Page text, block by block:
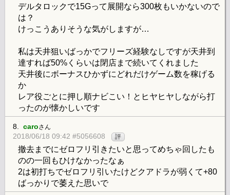
デルタロックで15Gって展開なら300枚もいかないので
は？
けっこうありそうな気がしますが…
私は天井狙いばっかでフリーズ経験なしですが天井到
達すれば50%くらいは閉店まで続いてくれました
天井後にボーナスひかずにどれだけゲーム数を稼げる
か
レア役ごとに押し順ナビこい！とヒヤヒヤしながら打
ったのが懐かしいです
8. caroさん
2018/06/18 09:42 #5056608 評
撤去までにゼロフリ引きたいと思ってめちゃ回したも
のの一回もひけなかったなぁ
2は初打ちでゼロフリ引いたけどクアドラが弱くて+80
ばっかりで萎えた思いで